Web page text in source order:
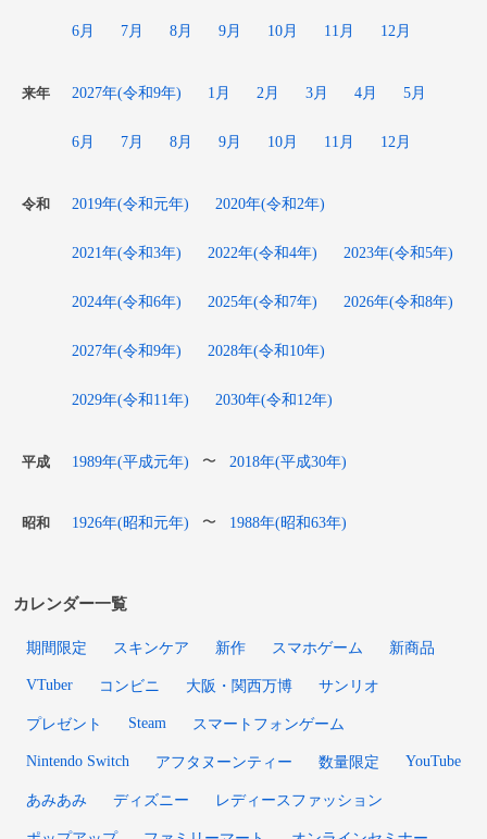
6月 7月 8月 9月 10月 11月 12月
来年 2027年(令和9年) 1月 2月 3月 4月 5月
6月 7月 8月 9月 10月 11月 12月
令和 2019年(令和元年) 2020年(令和2年)
2021年(令和3年) 2022年(令和4年) 2023年(令和5年)
2024年(令和6年) 2025年(令和7年) 2026年(令和8年)
2027年(令和9年) 2028年(令和10年)
2029年(令和11年) 2030年(令和12年)
平成 1989年(平成元年) 〜 2018年(平成30年)
昭和 1926年(昭和元年) 〜 1988年(昭和63年)
カレンダー一覧
期間限定 スキンケア 新作 スマホゲーム 新商品
VTuber コンビニ 大阪・関西万博 サンリオ
プレゼント Steam スマートフォンゲーム
Nintendo Switch アフタヌーンティー 数量限定 YouTube
あみあみ ディズニー レディースファッション